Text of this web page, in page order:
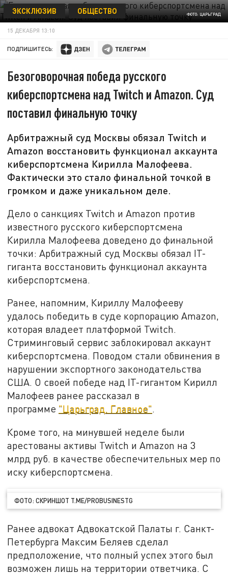
ФОТО: ЦАРЬГРАД
ЭКСКЛЮЗИВ ОБЩЕСТВО
15 ДЕКАБРЯ 13:10
ПОДПИШИТЕСЬ:
Безоговорочная победа русского
киберспортсмена над Twitch и Amazon. Суд
поставил финальную точку
Арбитражный суд Москвы обязал Twitch и
Amazon восстановить функционал аккаунта
киберспортсмена Кирилла Малофеева.
Фактически это стало финальной точкой в
громком и даже уникальном деле.
Дело о санкциях Twitch и Amazon против
известного русского киберспортсмена
Кирилла Малофеева доведено до финальной
точки: Арбитражный суд Москвы обязал IT-
гиганта восстановить функционал аккаунта
киберспортсмена.
Ранее, напомним, Кириллу Малофееву
удалось победить в суде корпорацию Amazon,
которая владеет платформой Twitch.
Стриминговый сервис заблокировал аккаунт
киберспортсмена. Поводом стали обвинения в
нарушении экспортного законодательства
США. О своей победе над IT-гигантом Кирилл
Малофеев ранее рассказал в
программе "Царьград. Главное".
Кроме того, на минувшей неделе были
арестованы активы Twitch и Amazon на 3
млрд руб. в качестве обеспечительных мер по
иску киберспортсмена.
ФОТО: СКРИНШОТ T.ME/PROBUSINESTG
Ранее адвокат Адвокатской Палаты г. Санкт-
Петербурга Максим Беляев сделал
предположение, что полный успех этого был
возможен лишь на территории ответчика. С